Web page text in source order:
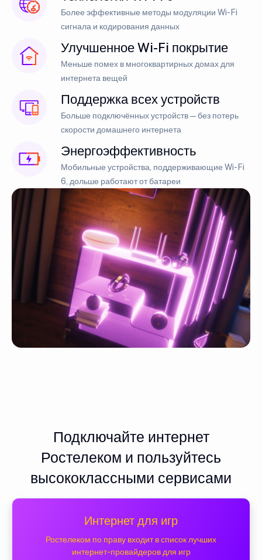
Более эффективные методы модуляции Wi-Fi
сигнала и кодирования данных
Улучшенное Wi-Fi покрытие
Меньше помех в многоквартирных домах для
интернета вещей
Поддержка всех устройств
Больше подключённых устройств — без потерь
скорости домашнего интернета
Энергоэффективность
Мобильные устройства, поддерживающие Wi-Fi
6, дольше работают от батареи
Подключайте интернет
Ростелеком и пользуйтесь
высококлассными сервисами
Интернет для игр
Ростелеком по праву входит в список лучших
интернет-провайдеров для игр